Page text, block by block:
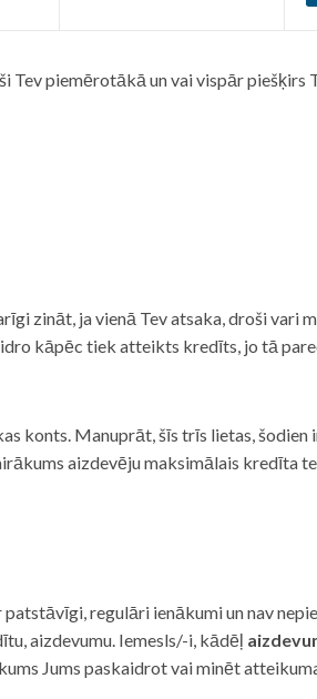
piemērotākā un vai vispār piešķirs
zināt, ja vienā Tev atsaka, droši vari
kāpēc tiek atteikts kredīts, jo tā
konts. Manuprāt, šīs trīs lietas, šodien
aizdevēju maksimālais kredīta
regulāri ienākumi un nav
aizdevumu. Iemesls/-i, kādēļ
Jums paskaidrot vai minēt